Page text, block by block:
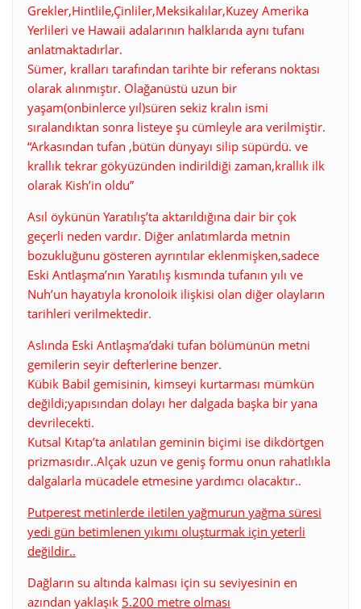
Grekler,Hintlile,Çinliler,Meksikalılar,Kuzey Amerika
Yerlileri ve Hawaii adalarının halklarıda aynı tufanı
anlatmaktadırlar.
Sümer, kralları tarafından tarihte bir referans noktası
olarak alınmıştır. Olağanüstü uzun bir
yaşam(onbinlerce yıl)süren sekiz kralın ismi
sıralandıktan sonra listeye şu cümleyle ara verilmiştir.
“Arkasından tufan ,bütün dünyayı silip süpürdü. ve
krallık tekrar gökyüzünden indirildiği zaman,krallık ilk
olarak Kish’in oldu”
Asıl öykünün Yaratılış’ta aktarıldığına dair bir çok
geçerli neden vardır. Diğer anlatımlarda metnin
bozukluğunu gösteren ayrıntılar eklenmişken,sadece
Eski Antlaşma’nın Yaratılış kısmında tufanın yılı ve
Nuh’un hayatıyla kronoloik ilişkisi olan diğer olayların
tarihleri verilmektedir.
Aslında Eski Antlaşma’daki tufan bölümünün metni
gemilerin seyir defterlerine benzer.
Kübik Babil gemisinin, kimseyi kurtarması mümkün
değildi;yapısından dolayı her dalgada başka bir yana
devrilecekti.
Kutsal Kıtap’ta anlatılan geminin biçimi ise dikdörtgen
prizmasıdır..Alçak uzun ve geniş formu onun rahatlıkla
dalgalarla mücadele etmesine yardımcı olacaktır..
Putperest metinlerde iletilen yağmurun yağma süresi
yedi gün betimlenen yıkımı oluşturmak için yeterli
değildir..
Dağların su altında kalması için su seviyesinin en
azından yaklaşık 5.200 metre olması